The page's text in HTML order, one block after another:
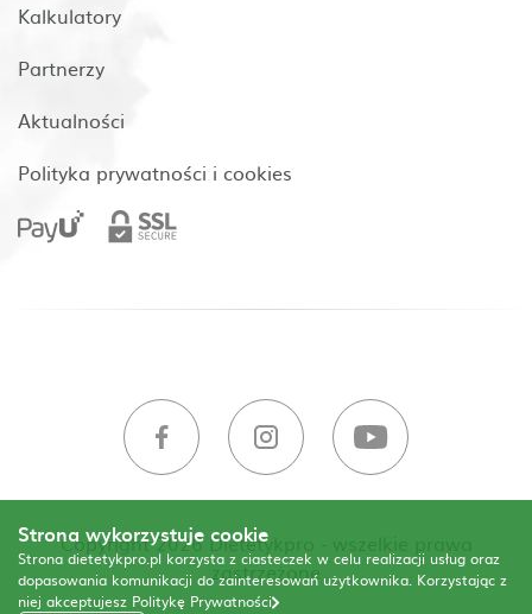
Kalkulatory
Partnerzy
Aktualności
Polityka prywatności i cookies
Copyright 2026 Dietetykpro - wszelkie prawa
zastrzeżone
Strona wykorzystuje cookie
Strona dietetykpro.pl korzysta z ciasteczek w celu realizacji usług oraz
dopasowania komunikacji do zainteresowań użytkownika. Korzystając z
niej akceptujesz Politykę Prywatności